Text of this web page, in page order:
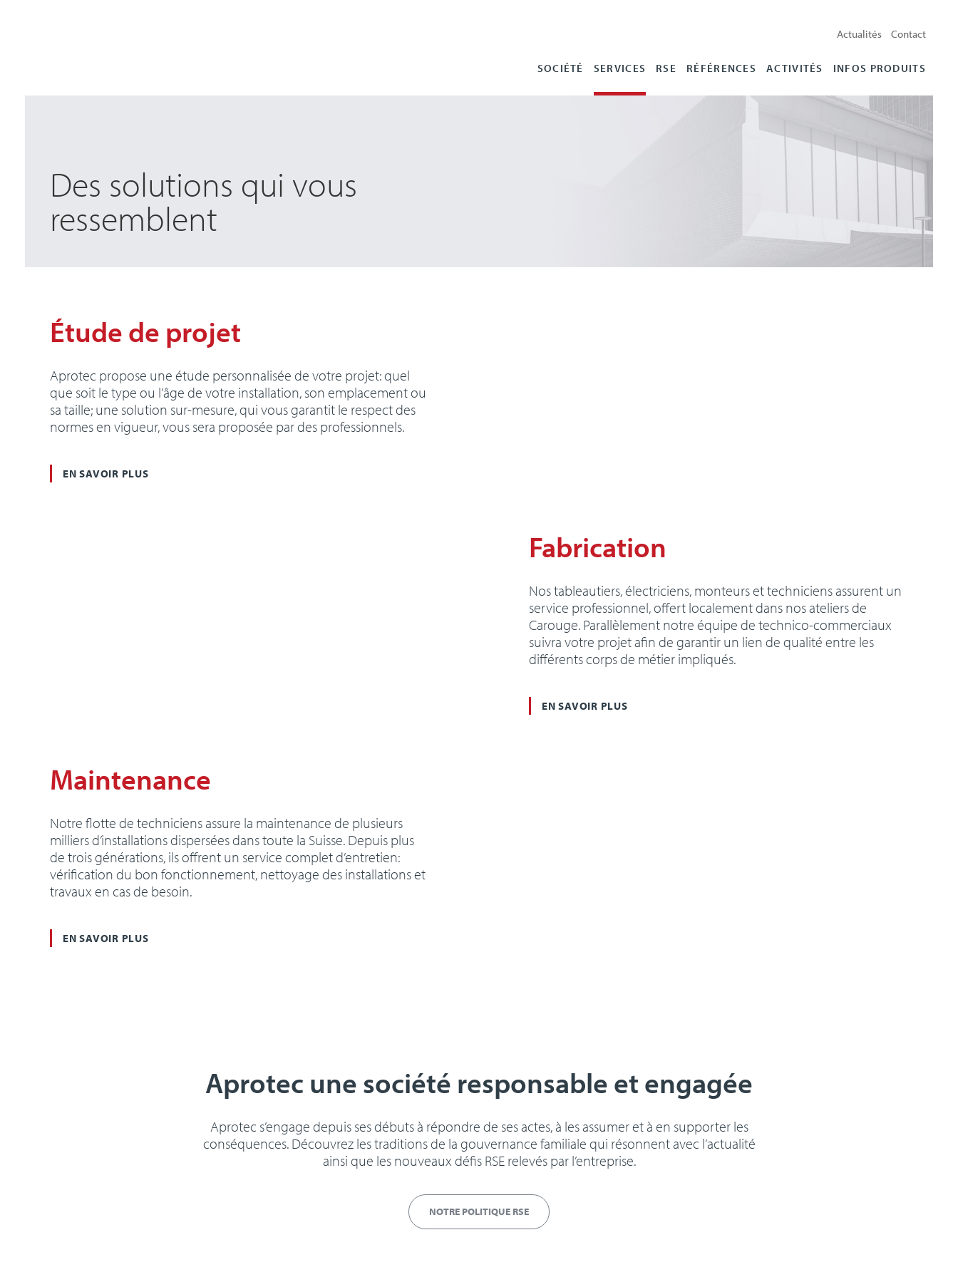
Actualités Contact
SOCIÉTÉ SERVICES RSE RÉFÉRENCES ACTIVITÉS INFOS PRODUITS
Des solutions qui vous
ressemblent
Étude de projet
Aprotec propose une étude personnalisée de votre projet: quel
que soit le type ou l’âge de votre installation, son emplacement ou
sa taille; une solution sur-mesure, qui vous garantit le respect des
normes en vigueur, vous sera proposée par des professionnels.
EN SAVOIR PLUS
Fabrication
Nos tableautiers, électriciens, monteurs et techniciens assurent un
service professionnel, offert localement dans nos ateliers de
Carouge. Parallèlement notre équipe de technico-commerciaux
suivra votre projet afin de garantir un lien de qualité entre les
différents corps de métier impliqués.
EN SAVOIR PLUS
Maintenance
Notre flotte de techniciens assure la maintenance de plusieurs
milliers d’installations dispersées dans toute la Suisse. Depuis plus
de trois générations, ils offrent un service complet d’entretien:
vérification du bon fonctionnement, nettoyage des installations et
travaux en cas de besoin.
EN SAVOIR PLUS
Aprotec une société responsable et engagée
Aprotec s’engage depuis ses débuts à répondre de ses actes, à les assumer et à en supporter les
conséquences. Découvrez les traditions de la gouvernance familiale qui résonnent avec l’actualité
ainsi que les nouveaux défis RSE relevés par l’entreprise.
NOTRE POLITIQUE RSE